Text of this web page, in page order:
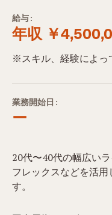
給与:
年収 ￥
※スキル、経験によっ
業務開始日:
ー
20代〜40代の幅広い
フレックスなどを活
す。